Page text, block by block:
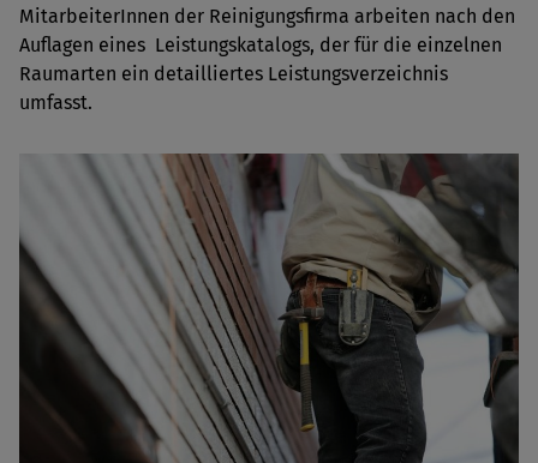
MitarbeiterInnen der Reinigungsfirma arbeiten nach den
Auflagen eines Leistungskatalogs, der für die einzelnen
Raumarten ein detailliertes Leistungsverzeichnis
umfasst.